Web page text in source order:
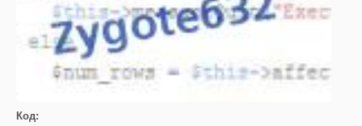
Код: